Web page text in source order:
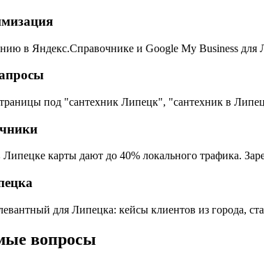
в Яндекс.Справочнике и Google My Business для
под "сантехник Липецк", "сантехник в
Липецке карты дают до 40% локального трафика.
для Липецка: кейсы клиентов из города,
вопросы